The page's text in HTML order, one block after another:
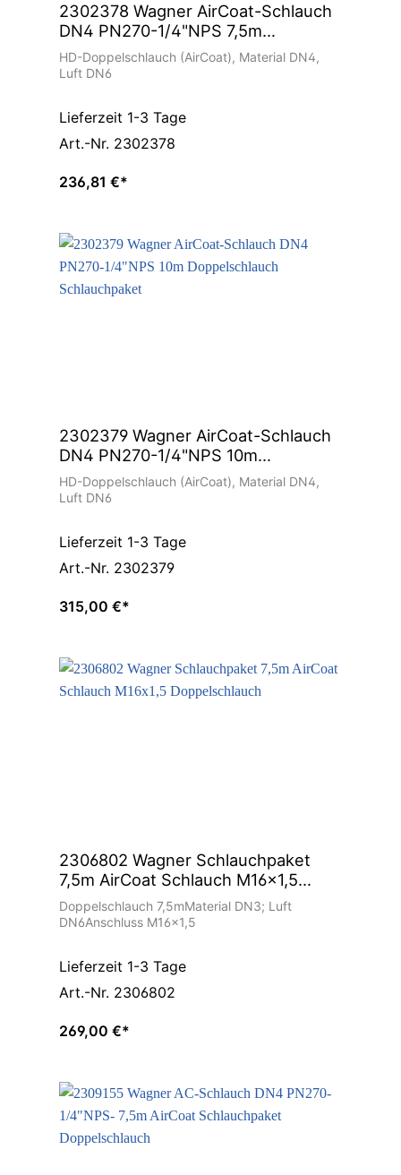
2302378 Wagner AirCoat-Schlauch
DN4 PN270-1/4"NPS 7,5m
Doppelschlauch Schlauchpaket
HD-Doppelschlauch (AirCoat), Material DN4,
Luft DN6
Lieferzeit 1-3 Tage
Art.-Nr. 2302378
236,81 €*
2302379 Wagner AirCoat-Schlauch
DN4 PN270-1/4"NPS 10m
Doppelschlauch Schlauchpaket
HD-Doppelschlauch (AirCoat), Material DN4,
Luft DN6
Lieferzeit 1-3 Tage
Art.-Nr. 2302379
315,00 €*
2306802 Wagner Schlauchpaket
7,5m AirCoat Schlauch M16x1,5
Doppelschlauch
Doppelschlauch 7,5mMaterial DN3; Luft
DN6Anschluss M16x1,5
Lieferzeit 1-3 Tage
Art.-Nr. 2306802
269,00 €*